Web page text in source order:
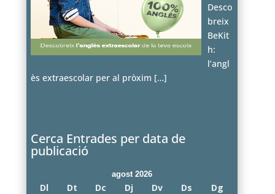
Desco
breix
BeKit
h:
l’angl
ès extraescolar per al pròxim […]
Cerca Entrades per data de
publicació
agost 2026
Dl Dt Dc Dj Dv Ds Dg